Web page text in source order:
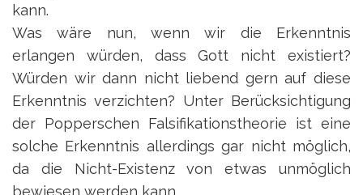
kann.
Was wäre nun, wenn wir die Erkenntnis
erlangen würden, dass Gott nicht existiert?
Würden wir dann nicht liebend gern auf diese
Erkenntnis verzichten? Unter Berücksichtigung
der Popperschen Falsifikationstheorie ist eine
solche Erkenntnis allerdings gar nicht möglich,
da die Nicht-Existenz von etwas unmöglich
bewiesen werden kann.